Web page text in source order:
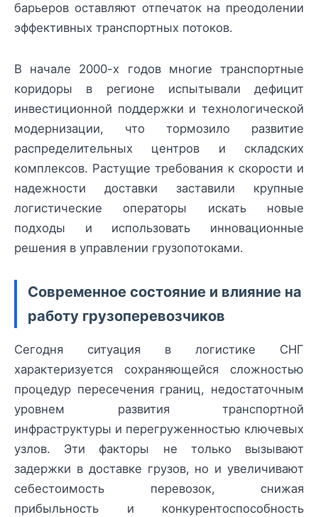
барьеров оставляют отпечаток на преодолении
эффективных транспортных потоков.
В начале 2000-х годов многие транспортные
коридоры в регионе испытывали дефицит
инвестиционной поддержки и технологической
модернизации, что тормозило развитие
распределительных центров и складских
комплексов. Растущие требования к скорости и
надежности доставки заставили крупные
логистические операторы искать новые
подходы и использовать инновационные
решения в управлении грузопотоками.
Современное состояние и влияние на
работу грузоперевозчиков
Сегодня ситуация в логистике СНГ
характеризуется сохраняющейся сложностью
процедур пересечения границ, недостаточным
уровнем развития транспортной
инфраструктуры и перегруженностью ключевых
узлов. Эти факторы не только вызывают
задержки в доставке грузов, но и увеличивают
себестоимость перевозок, снижая
прибыльность и конкурентоспособность